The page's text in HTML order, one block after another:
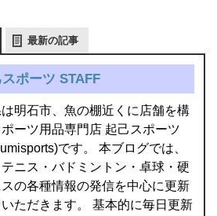
最新の記事
ポーツ STAFF
明石市、魚の棚近くに店舗を構
ポーツ用品専門店 起己スポーツ
です。 本ブログでは、
ニス・バドミントン・卓球・硬
の各種情報の発信を中心に更新
いただきます。 基本的に毎日更新